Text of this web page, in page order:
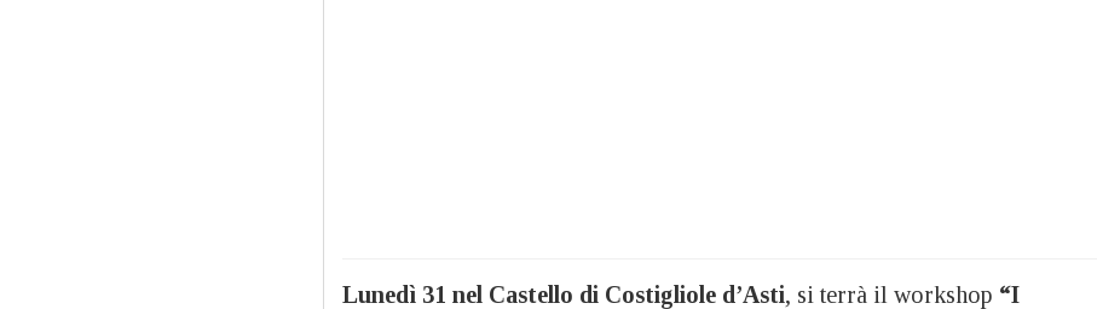
Lunedì 31 nel Castello di Costigliole d’Asti, si terrà il workshop “I